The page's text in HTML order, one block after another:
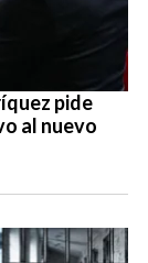
pide
al nuevo